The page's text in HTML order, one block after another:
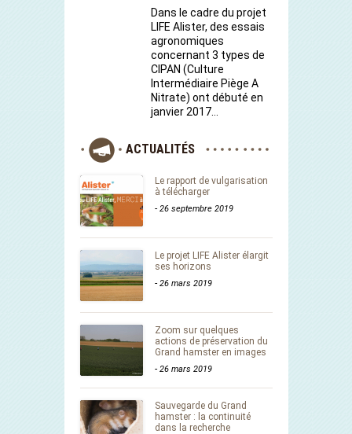
Dans le cadre du projet
LIFE Alister, des essais
agronomiques
concernant 3 types de
CIPAN (Culture
Intermédiaire Piège A
Nitrate) ont débuté en
janvier 2017…
ACTUALITÉS
Le rapport de vulgarisation
à télécharger
- 26 septembre 2019
Le projet LIFE Alister élargit
ses horizons
- 26 mars 2019
Zoom sur quelques
actions de préservation du
Grand hamster en images
- 26 mars 2019
Sauvegarde du Grand
hamster : la continuité
dans la recherche